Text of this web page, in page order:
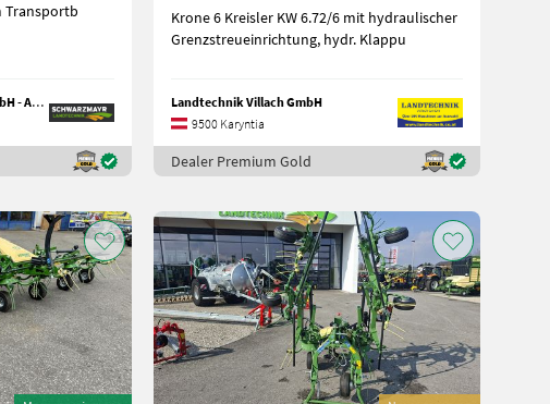
Transportb
Schwarzmayr Landtechnik GmbH - Aurolzmünster
Krone 6 Kreisler KW 6.72/6 mit hydraulischer
Grenzstreueinrichtung, hydr. Klappu
Landtechnik Villach GmbH
9500 Karyntia
Dealer Premium Gold